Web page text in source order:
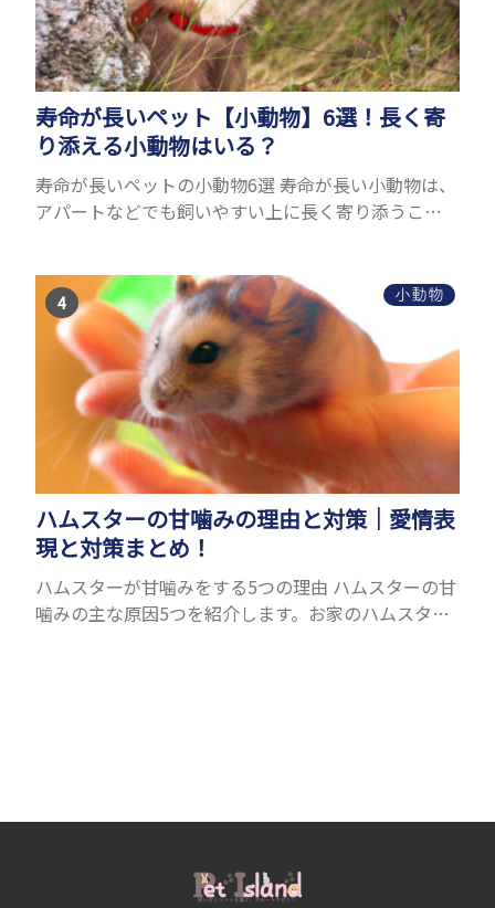
寿命が長いペット【小動物】6選！長く寄
り添える小動物はいる？
寿命が長いペットの小動物6選 寿命が長い小動物は、
アパートなどでも飼いやすい上に長く寄り添うこと
育のポイ...
小動物
ハムスターの甘噛みの理由と対策｜愛情表
現と対策まとめ！
ハムスターが甘噛みをする5つの理由 ハムスターの甘
噛みの主な原因5つを紹介します。お家のハムスター